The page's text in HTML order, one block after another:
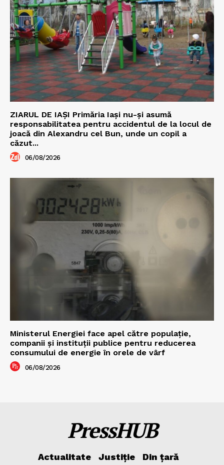
ZIARUL DE IAȘI Primăria Iași nu-și asumă
responsabilitatea pentru accidentul de la locul de
joacă din Alexandru cel Bun, unde un copil a
căzut...
06/08/2026
Ministerul Energiei face apel către populație,
companii și instituții publice pentru reducerea
consumului de energie în orele de vârf
06/08/2026
PressHUB
Actualitate Justiție
Din țară